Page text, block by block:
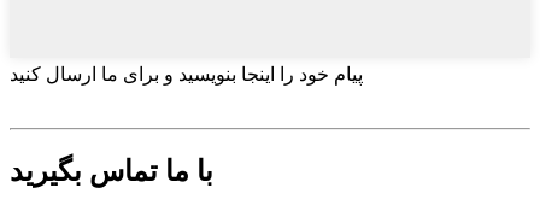
پیام خود را اینجا بنویسید و برای ما ارسال کنید
با ما تماس بگیرید